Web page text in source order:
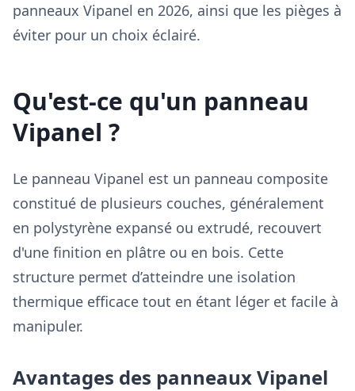
panneaux Vipanel en 2026, ainsi que les pièges à
éviter pour un choix éclairé.
Qu'est-ce qu'un panneau
Vipanel ?
Le panneau Vipanel est un panneau composite
constitué de plusieurs couches, généralement
en polystyrène expansé ou extrudé, recouvert
d'une finition en plâtre ou en bois. Cette
structure permet d’atteindre une isolation
thermique efficace tout en étant léger et facile à
manipuler.
Avantages des panneaux Vipanel